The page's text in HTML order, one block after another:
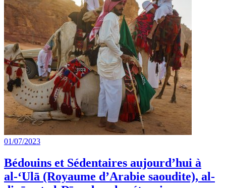
01/07/2023
Bédouins et Sédentaires aujourd’hui à
al-‘Ulā (Royaume d’Arabie saoudite), al-